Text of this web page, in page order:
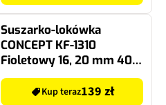
Suszarko-lokówka
CONCEPT KF-1310
Fioletowy 16, 20 mm 400
W
Kup teraz139 zł